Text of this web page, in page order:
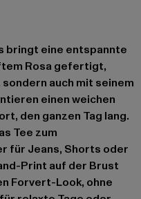
bringt eine entspannte
Rosa gefertigt,
auch mit seinem
einen weichen
den ganzen Tag lang.
Tee zum
für Jeans, Shorts oder
Print auf der Brust
Forvert-Look, ohne